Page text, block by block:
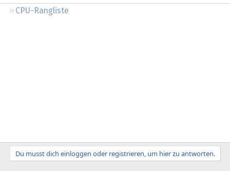
CPU-Rangliste
Du musst dich einloggen oder registrieren, um hier zu antworten.